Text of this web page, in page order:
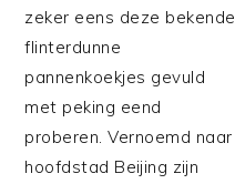
zeker eens deze bekende
flinterdunne
pannenkoekjes gevuld
met peking eend
proberen. Vernoemd naar
hoofdstad Beijing zijn